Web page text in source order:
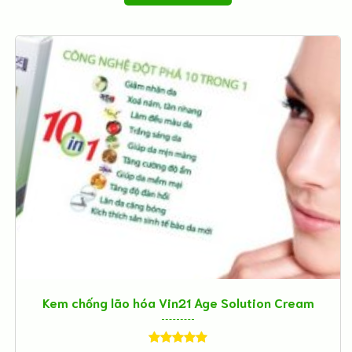
Kem chống lão hóa Vin21 Age Solution Cream